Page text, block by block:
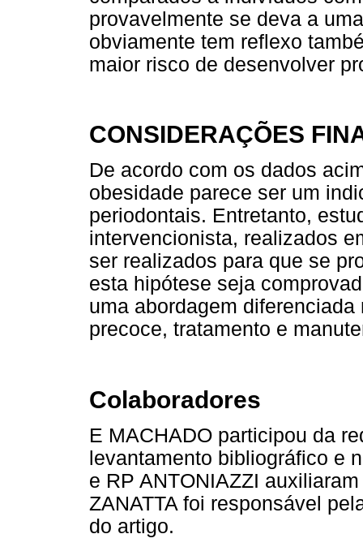
provavelmente se deva a
obviamente tem reflexo
maior risco de desenvolver
CONSIDERAÇÕES
De acordo com os dados
obesidade parece ser um
periodontais. Entretanto,
intervencionista, realizados
ser realizados para que se
esta hipótese seja
uma abordagem
precoce, tratamento e
Colaboradores
E MACHADO participou da
levantamento bibliográfico e
e RP ANTONIAZZI
ZANATTA foi responsável
do artigo.